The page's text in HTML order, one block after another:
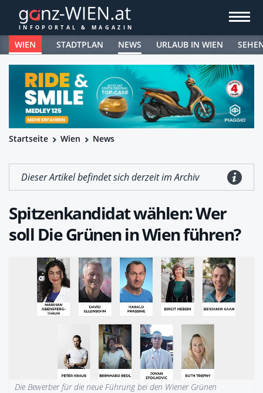
WIEN STADTPLAN NEWS URLAUB IN WIEN
Startseite Wien News
Dieser Artikel befindet sich derzeit im Archiv
Spitzenkandidat wählen: Wer
soll Die Grünen in Wien führen?
Die Bewerber für die neue Führung bei den Wiener Grünen